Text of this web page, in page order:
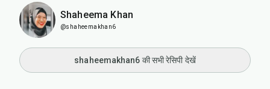
Shaheema Khan
@shaheemakhan6
shaheemakhan6 की सभी रेसिपी देखें